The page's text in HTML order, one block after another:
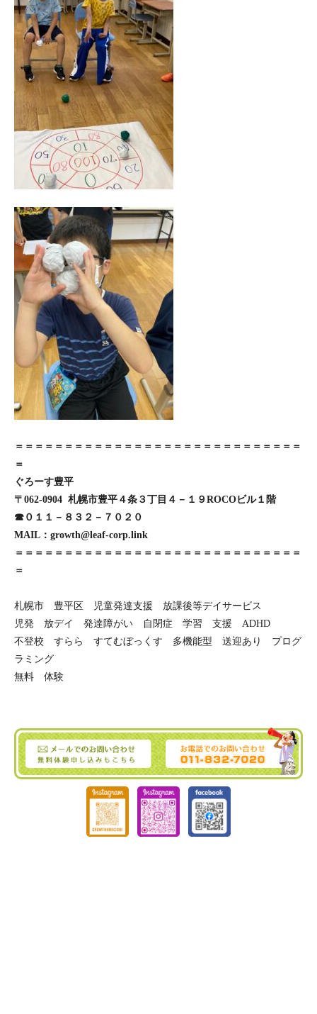
＝＝＝＝＝＝＝＝＝＝＝＝＝＝＝＝＝＝＝＝＝＝＝＝＝＝＝＝＝
＝
ぐろーす豊平
〒062-0904 札幌市豊平４条３丁目４－１９ROCOビル１階
☎０１１－８３２－７０２０
MAIL：growth@leaf-corp.link
＝＝＝＝＝＝＝＝＝＝＝＝＝＝＝＝＝＝＝＝＝＝＝＝＝＝＝＝＝
＝
札幌市 豊平区 児童発達支援 放課後等デイサービス
児発 放デイ 発達障がい 自閉症 学習 支援 ADHD
不登校 すらら すてむぼっくす 多機能型 送迎あり プログ
ラミング
無料 体験